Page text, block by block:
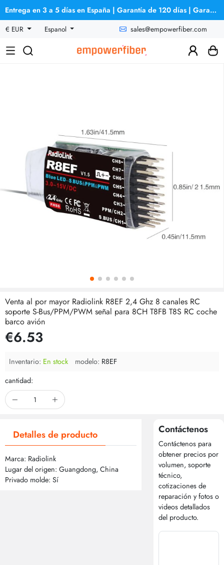
Entrega en 3 a 5 días en España | Garantía de 120 días | Garantía de reembolso
€ EUR
Espanol sales@empowerfiber.com
Venta al por mayor Radiolink R8EF 2,4 Ghz 8 canales RC
soporte S-Bus/PPM/PWM señal para 8CH T8FB T8S RC coche
barco avión
€6.53
Inventario: En stock modelo: R8EF
cantidad:
Detalles de producto
Marca: Radiolink
Lugar del origen: Guangdong, China
Privado molde: Sí
Contáctenos
Contáctenos para
obtener precios por
volumen, soporte
técnico,
cotizaciones de
reparación y fotos o
videos detallados
del producto.